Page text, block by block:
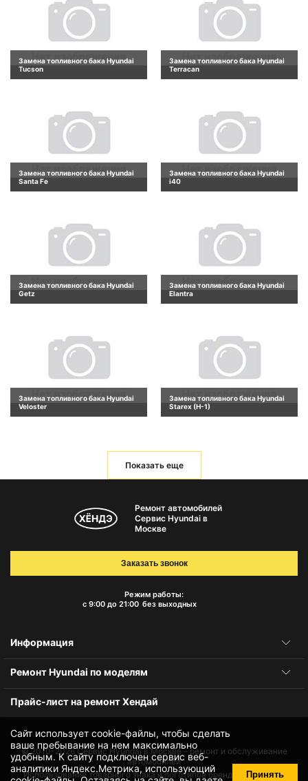
Замена топливного бака Hyundai
Tucson
Замена топливного бака Hyundai
Terracan
Замена топливного бака Hyundai
Santa Fe
Замена топливного бака Hyundai
i40
Замена топливного бака Hyundai
Getz
Замена топливного бака Hyundai
Elantra
Замена топливного бака Hyundai
Veloster
Замена топливного бака Hyundai
Starex (H-1)
Показать еще
Сайт использует cookie-файлы, чтобы сделать
ваше пребывание на нем максимально
удобным. К cайту подключен сервис веб-
аналитики Яндекс.Метрика, использующий
Принять
Ремонт автомобилей
Сервис Hyundai в
Москве
Режим работы:
с 9:00 до 21:00 без выходных
Заказать звонок
Информация
Ремонт Hyundai по моделям
Прайс-лист на ремонт Хендай
© 2010-2026Сервис Hyundai в Москве – ремонт и обслуживание
автомобилей
Использование товарного знака и логотипов бренда происходит